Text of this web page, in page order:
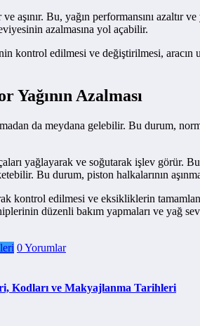
aşınır. Bu, yağın performansını
azalmasına yol açabilir.
kontrol edilmesi ve değiştirilmesi, aracın
Azalması
da meydana gelebilir. Bu durum,
yağlayarak ve soğutarak işlev görür.
Bu durum, piston halkalarının
kontrol edilmesi ve eksikliklerin
düzenli bakım yapmaları ve yağ
0 Yorumlar
Kodları ve Makyajlanma Tarihleri